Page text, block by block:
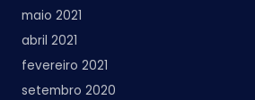
maio 2021
abril 2021
fevereiro 2021
setembro 2020